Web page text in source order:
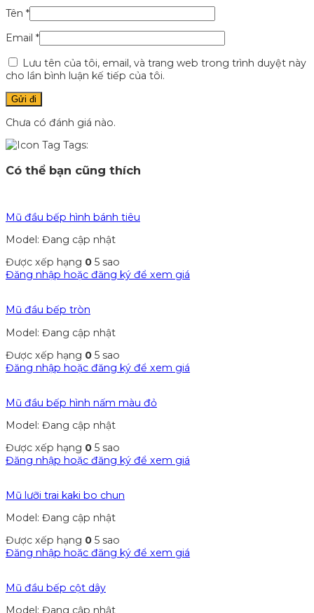
Tên *
Email *
Lưu tên của tôi, email, và trang web trong trình duyệt này
cho lần bình luận kế tiếp của tôi.
Chưa có đánh giá nào.
Tags:
Có thể bạn cũng thích
Mũ đầu bếp hình bánh tiêu
Model: Đang cập nhật
Được xếp hạng 0 5 sao
Đăng nhập hoặc đăng ký để xem giá
Mũ đầu bếp tròn
Model: Đang cập nhật
Được xếp hạng 0 5 sao
Đăng nhập hoặc đăng ký để xem giá
Mũ đầu bếp hình nấm màu đỏ
Model: Đang cập nhật
Được xếp hạng 0 5 sao
Đăng nhập hoặc đăng ký để xem giá
Mũ lưỡi trai kaki bo chun
Model: Đang cập nhật
Được xếp hạng 0 5 sao
Đăng nhập hoặc đăng ký để xem giá
Mũ đầu bếp cột dây
Model: Đang cập nhật